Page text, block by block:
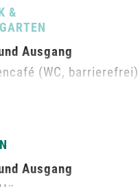
&
Ausgang
(WC, barrierefrei)
Haltestelle
Ausgang